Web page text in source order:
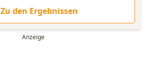
WORTLISTE
Zu den Ergebnissen